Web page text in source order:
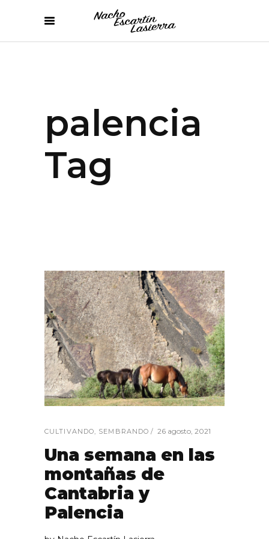
palencia
Tag
CULTIVANDO, SEMBRANDO 26 agosto, 2021
Una semana en las
montañas de
Cantabria y
Palencia